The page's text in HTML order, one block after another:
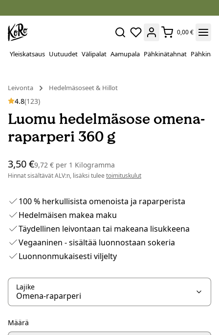
0,00 €
Yleiskatsaus Uutuudet Välipalat Aamupala Pähkinätahnat Pähkinät
Leivonta Hedelmäsoseet & Hillot
4.8(123)
Luomu hedelmäsose omena-
raparperi 360 g
3,50 €9,72 € per 1 Kilogramma
Hinnat sisältävät ALV:n, lisäksi tulee toimituskulut
100 % herkullisista omenoista ja raparperista
Hedelmäisen makea maku
Täydellinen leivontaan tai makeana lisukkeena
Vegaaninen - sisältää luonnostaan sokeria
Luonnonmukaisesti viljelty
Lajike
Määrä